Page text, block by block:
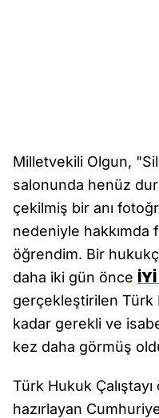
Milletvekili Olgun,
salonunda henüz
çekilmiş bir anı
nedeniyle
öğrendim. Bir
daha iki gün önce
gerçekleştirilen Türk
kadar gerekli ve
kez daha görmüş
Türk Hukuk
hazırlayan